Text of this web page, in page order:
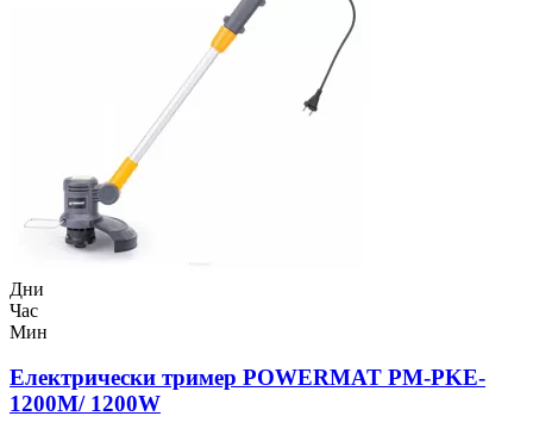
Дни
Час
Мин
Електрически тример POWERMAT PM-PKE-
1200M/ 1200W